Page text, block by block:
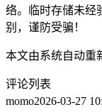
络。临时存储未经
别，谨防受骗！
本文由系统自动重
评论列表
momo2026-03-27